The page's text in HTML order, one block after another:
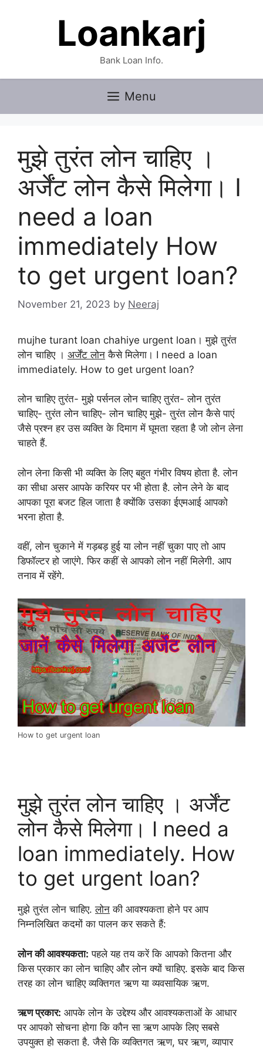
Loankarj
Bank Loan Info.
Menu
मुझे तुरंत लोन चाहिए ।
अर्जेंट लोन कैसे मिलेगा। I
need a loan
immediately How
to get urgent loan?
November 21, 2023 by Neeraj
mujhe turant loan chahiye urgent loan। मुझे तुरंत
लोन चाहिए । अर्जेंट लोन कैसे मिलेगा। I need a loan
immediately. How to get urgent loan?
लोन चाहिए तुरंत- मुझे पर्सनल लोन चाहिए तुरंत- लोन तुरंत
चाहिए- तुरंत लोन चाहिए- लोन चाहिए मुझे- तुरंत लोन कैसे पाएं
जैसे प्रश्न हर उस व्यक्ति के दिमाग में घूमता रहता है जो लोन लेना
चाहते हैं.
लोन लेना किसी भी व्यक्ति के लिए बहुत गंभीर विषय होता है. लोन
का सीधा असर आपके करियर पर भी होता है. लोन लेने के बाद
आपका पूरा बजट हिल जाता है क्योंकि उसका ईएमआई आपको
भरना होता है.
वहीं, लोन चुकाने में गड़बड़ हुई या लोन नहीं चुका पाए तो आप
डिफॉल्टर हो जाएंगे. फिर कहीं से आपको लोन नहीं मिलेगी. आप
तनाव में रहेंगे.
How to get urgent loan
मुझे तुरंत लोन चाहिए । अर्जेंट
लोन कैसे मिलेगा। I need a
loan immediately. How
to get urgent loan?
मुझे तुरंत लोन चाहिए.लोन की आवश्यकता होने पर आप
निम्नलिखित कदमों का पालन कर सकते हैं:
लोन की आवश्यकता: पहले यह तय करें कि आपको कितना और
किस प्रकार का लोन चाहिए और लोन क्यों चाहिए. इसके बाद किस
तरह का लोन चाहिए व्यक्तिगत ऋण या व्यवसायिक ऋण.
ऋण प्रकार: आपके लोन के उद्देश्य और आवश्यकताओं के आधार
पर आपको सोचना होगा कि कौन सा ऋण आपके लिए सबसे
उपयुक्त हो सकता है.जैसे कि व्यक्तिगत ऋण, घर ऋण, व्यापार